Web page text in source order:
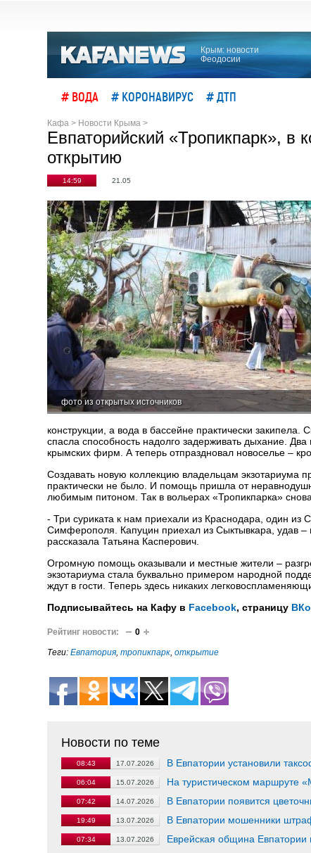
Крым: новости
Феодосии
# ВОДА # КОРОНАВИРУС # ДТП
Кафа > Новости Крыма >
Евпаторийский «Тропикпарк», в
открытию
14:59 21.05
фото из открытых источников
конструкции, а вода в бассейне практически
спасла способность надолго задерживать дыхание.
крымских фирм. А теперь отпраздновал новоселье –
Создавать новую коллекцию владельцам экзотариума
практически не было. И помощь пришла от
любимым питоном. Так в вольерах «Тропикпарка»
- Три суриката к нам приехали из Краснодара, один из
Симферополя. Капуцин приехал из Сыктывкара, удав
рассказала Татьяна Касперович.
Огромную помощь оказывали и местные жители –
экзотариума стала буквально примером народной
ждут в гости. Теперь здесь никаких
Подписывайтесь на Кафу в Facebook, страницу
Рейтинг новости: 0
Теги: Евпатория, тропикпарк, открытие
Новости по теме
08:43 17.07.2026 В Евпатории установили
06:04 15.07.2026 На туристическом маршруте
07:42 14.07.2026 В Евпатории появится
19:49 13.07.2026 В Евпатории мошенники
07:34 13.07.2026 Еврейская община Евпатории